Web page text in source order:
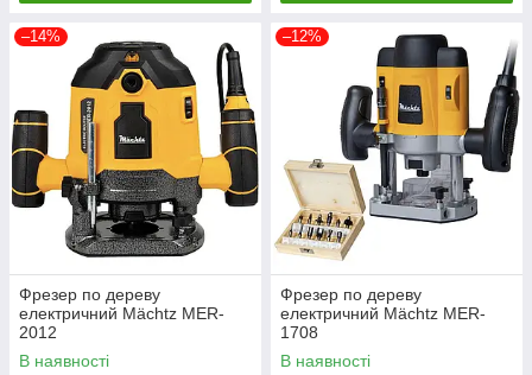
–14%
Фрезер по дереву
електричний Mächtz MER-
2012
В наявності
–12%
Фрезер по дереву
електричний Mächtz MER-
1708
В наявності